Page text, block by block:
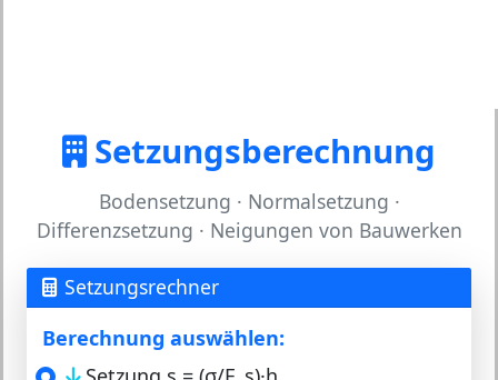
Setzungsberechnung
Bodensetzung · Normalsetzung ·
Differenzsetzung · Neigungen von Bauwerken
Setzungsrechner
Berechnung auswählen: